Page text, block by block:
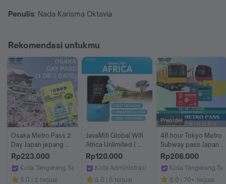
Penulis: Nada Karisma Oktavia
Rekomendasi untukmu
Osaka Metro Pass 2
Day Japan jepang
tiket ticket voucher
bus metro train
Kenikura
Rp223.000
Kota Tangerang Selatan
Kenikura Tour
5.0 2 terjual
JavaMifi Global Wifi
Africa Unlimited |
Sewa Wifi | Travel
Wifi Africa
Rp120.000
Kota Administrasi Jakarta Timur
JavaMifi
5.0 6 terjual
Preorder
48 hour Tokyo Metro
Subway pass Japan
Ticket adult jepang
tiket 48 jam
Rp206.000
Kota Tangerang
Kenikura Tour
5.0 70+ terjual